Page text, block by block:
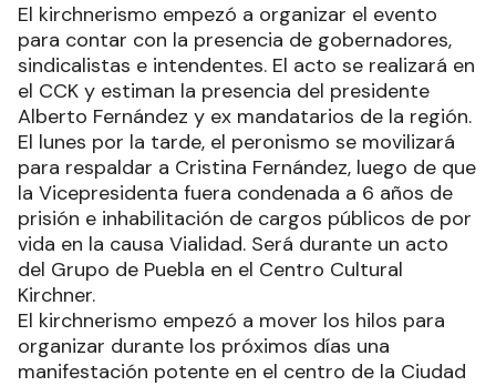
El kirchnerismo empezó a organizar el evento
para contar con la presencia de gobernadores,
sindicalistas e intendentes. El acto se realizará en
el CCK y estiman la presencia del presidente
Alberto Fernández y ex mandatarios de la región.
El lunes por la tarde, el peronismo se movilizará
para respaldar a Cristina Fernández, luego de que
la Vicepresidenta fuera condenada a 6 años de
prisión e inhabilitación de cargos públicos de por
vida en la causa Vialidad. Será durante un acto
del Grupo de Puebla en el Centro Cultural
Kirchner.
El kirchnerismo empezó a mover los hilos para
organizar durante los próximos días una
manifestación potente en el centro de la Ciudad